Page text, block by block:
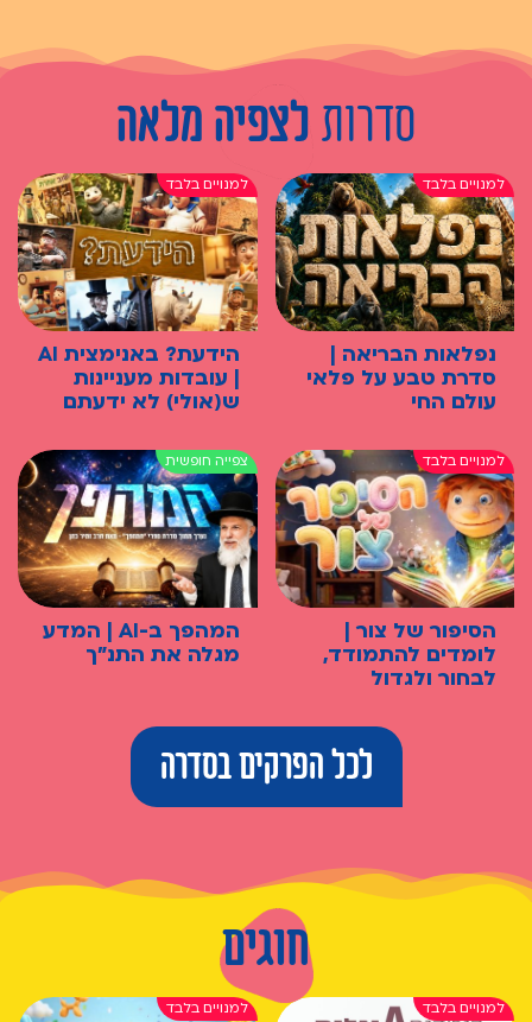
סדרות לצפיה מלאה
נפלאות הבריאה |
סדרת טבע על פלאי
עולם החי
הידעת? באנימצית AI
| עובדות מעניינות
ש(אולי) לא ידעתם
הסיפור של צור |
לומדים להתמודד,
לבחור ולגדול
המהפך ב-AI | המדע
מגלה את התנ"ך
לכל הפרקים בסדרה
חוגים